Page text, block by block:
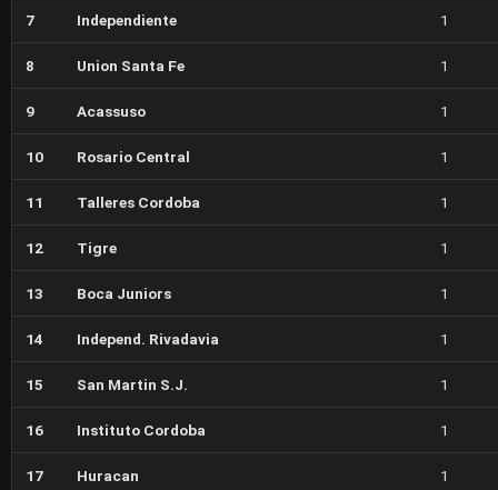
7 Independiente 1
8 Union Santa Fe 1
9 Acassuso 1
10 Rosario Central 1
11 Talleres Cordoba 1
12 Tigre 1
13 Boca Juniors 1
14 Independ. Rivadavia 1
15 San Martin S.J. 1
16 Instituto Cordoba 1
17 Huracan 1